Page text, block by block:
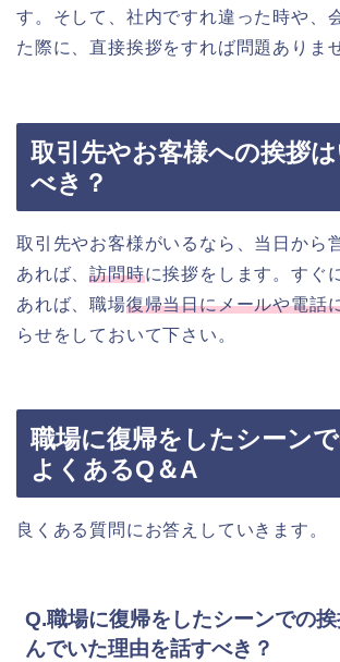
す。そして、社内ですれ違った時や、
た際に、直接挨拶をすれば問題ありま
取引先やお客様への挨拶
べき？
取引先やお客様がいるなら、当日から
あれば、訪問時に挨拶をします。すぐ
あれば、職場復帰当日にメールや電話
らせをしておいて下さい。
職場に復帰をしたシーンで
よくあるQ＆A
良くある質問にお答えしていきます。
Q.職場に復帰をしたシーンでの
んでいた理由を話すべき？